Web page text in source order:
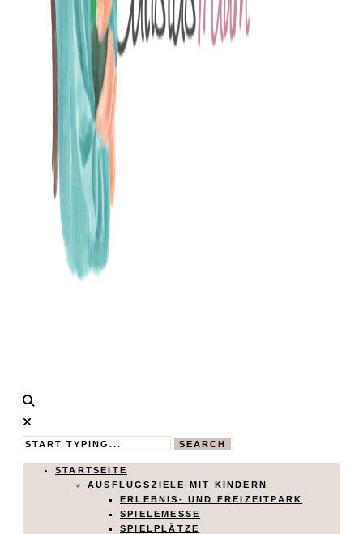
Calistas
Traum
MAMABLOG
SEARCH
STARTSEITE
AUSFLUGSZIELE MIT KINDERN
ERLEBNIS- UND FREIZEITPARK
SPIELEMESSE
SPIELPLÄTZE